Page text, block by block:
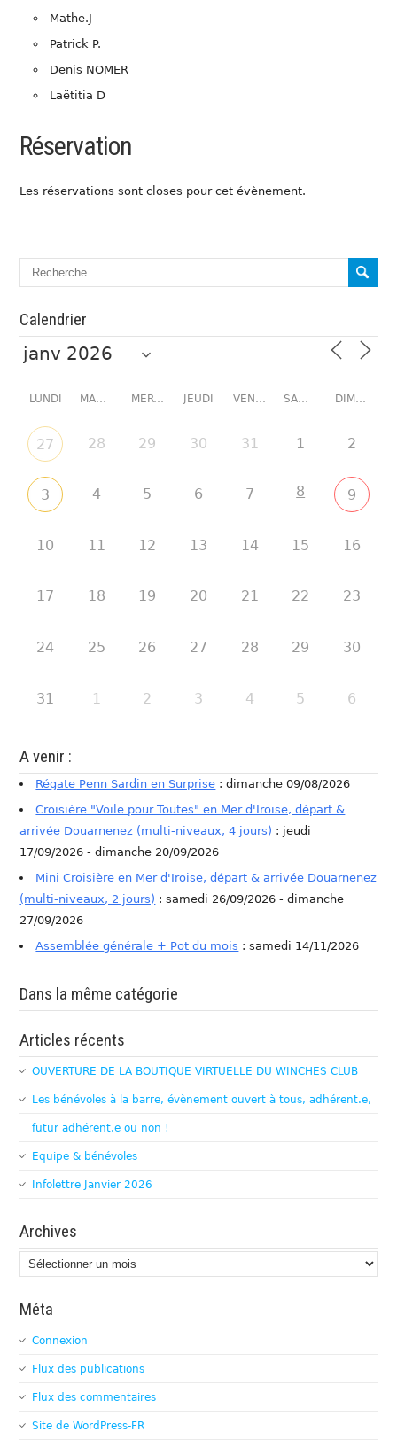
Mathe.J
Patrick P.
Denis NOMER
Laëtitia D
Réservation
Les réservations sont closes pour cet évènement.
Calendrier
LUNDI MARDI MERCREDI JEUDI VENDREDI SAMEDI DIMANCHE
27 28 29 30 31 1 2
3 4 5 6 7 8 9
10 11 12 13 14 15 16
17 18 19 20 21 22 23
24 25 26 27 28 29 30
31 1 2 3 4 5 6
A venir :
Régate Penn Sardin en Surprise : dimanche 09/08/2026
Croisière "Voile pour Toutes" en Mer d'Iroise, départ &
arrivée Douarnenez (multi-niveaux, 4 jours) : jeudi
17/09/2026 - dimanche 20/09/2026
Mini Croisière en Mer d'Iroise, départ & arrivée Douarnenez
(multi-niveaux, 2 jours) : samedi 26/09/2026 - dimanche
27/09/2026
Assemblée générale + Pot du mois : samedi 14/11/2026
Dans la même catégorie
Articles récents
OUVERTURE DE LA BOUTIQUE VIRTUELLE DU WINCHES CLUB
Les bénévoles à la barre, évènement ouvert à tous, adhérent.e,
futur adhérent.e ou non !
Equipe & bénévoles
Infolettre Janvier 2026
Archives
Archives
Méta
Connexion
Flux des publications
Flux des commentaires
Site de WordPress-FR